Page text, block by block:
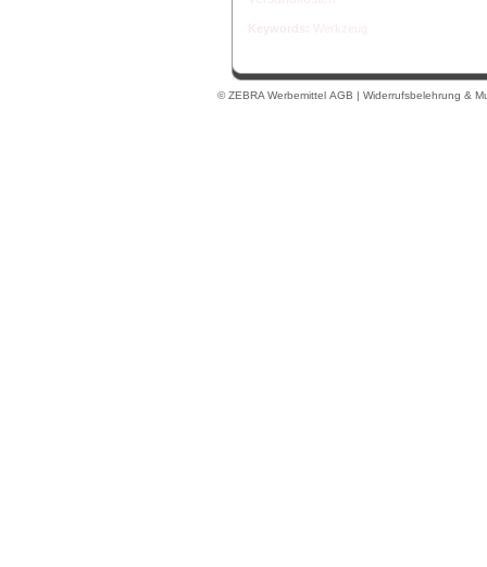
© ZEBRA Werbemittel AGB | Widerrufsbelehrung &